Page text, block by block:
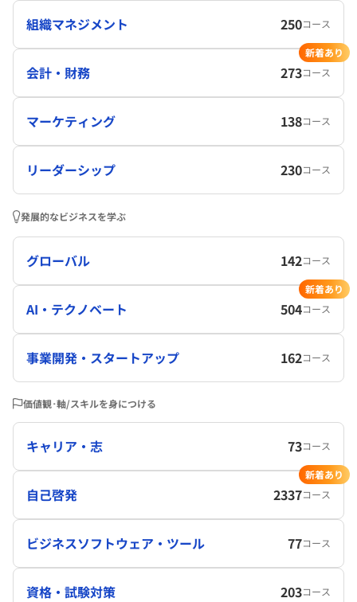
組織マネジメント 250コース
会計・財務 273コース
新着あり
マーケティング 138コース
リーダーシップ 230コース
発展的なビジネスを学ぶ
グローバル 142コース
AI・テクノベート 504コース
新着あり
事業開発・スタートアップ 162コース
価値観･軸/スキルを身につける
キャリア・志 73コース
自己啓発 2337コース
新着あり
ビジネスソフトウェア・ツール 77コース
資格・試験対策 203コース